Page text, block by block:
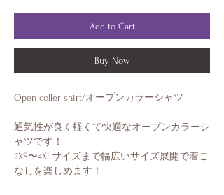
Add to Cart
Buy Now
Open coller shirt/オープンカラーシャツ
通気性が良く軽くて快適なオープンカラーシ
ャツです！
2XS〜4XLサイズまで幅広いサイズ展開で着こ
なしを楽しめます！